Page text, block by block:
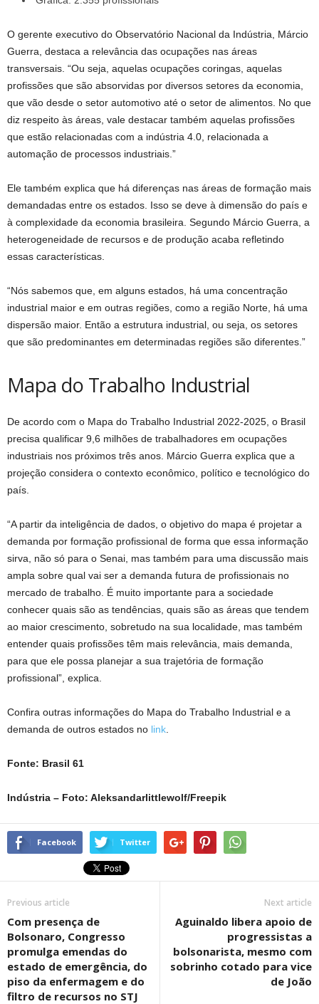
O gerente executivo do Observatório Nacional da Indústria, Márcio
Guerra, destaca a relevância das ocupações nas áreas
transversais. “Ou seja, aquelas ocupações coringas, aquelas
profissões que são absorvidas por diversos setores da economia,
que vão desde o setor automotivo até o setor de alimentos. No que
diz respeito às áreas, vale destacar também aquelas profissões
que estão relacionadas com a indústria 4.0, relacionada a
automação de processos industriais.”
Ele também explica que há diferenças nas áreas de formação mais
demandadas entre os estados. Isso se deve à dimensão do país e
à complexidade da economia brasileira. Segundo Márcio Guerra, a
heterogeneidade de recursos e de produção acaba refletindo
essas características.
“Nós sabemos que, em alguns estados, há uma concentração
industrial maior e em outras regiões, como a região Norte, há uma
dispersão maior. Então a estrutura industrial, ou seja, os setores
que são predominantes em determinadas regiões são diferentes.”
Mapa do Trabalho Industrial
De acordo com o Mapa do Trabalho Industrial 2022-2025, o Brasil
precisa qualificar 9,6 milhões de trabalhadores em ocupações
industriais nos próximos três anos. Márcio Guerra explica que a
projeção considera o contexto econômico, político e tecnológico do
país.
“A partir da inteligência de dados, o objetivo do mapa é projetar a
demanda por formação profissional de forma que essa informação
sirva, não só para o Senai, mas também para uma discussão mais
ampla sobre qual vai ser a demanda futura de profissionais no
mercado de trabalho. É muito importante para a sociedade
conhecer quais são as tendências, quais são as áreas que tendem
ao maior crescimento, sobretudo na sua localidade, mas também
entender quais profissões têm mais relevância, mais demanda,
para que ele possa planejar a sua trajetória de formação
profissional”, explica.
Confira outras informações do Mapa do Trabalho Industrial e a
demanda de outros estados no link
Fonte: Brasil 61
Indústria – Foto: Aleksandarlittlewolf/Freepik
Facebook Twitter
Previous article
Com presença de
Bolsonaro, Congresso
promulga emendas do
estado de emergência, do
piso da enfermagem e do
filtro de recursos no STJ
Next article
Aguinaldo libera apoio de
progressistas a
bolsonarista, mesmo com
sobrinho cotado para vice
de João